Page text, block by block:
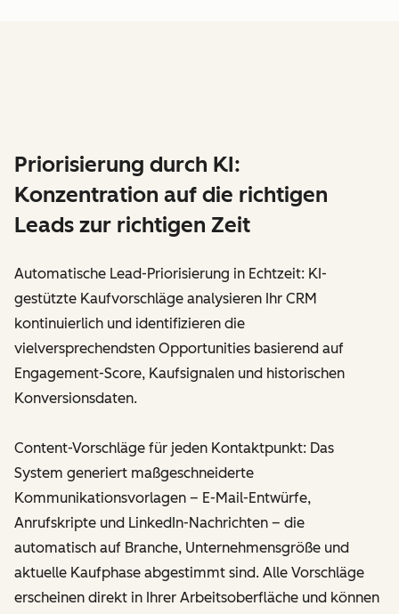
Priorisierung durch KI:
Konzentration auf die richtigen
Leads zur richtigen Zeit
Automatische Lead-Priorisierung in Echtzeit: KI-
gestützte Kaufvorschläge analysieren Ihr CRM
kontinuierlich und identifizieren die
vielversprechendsten Opportunities basierend auf
Engagement-Score, Kaufsignalen und historischen
Konversionsdaten.
Content-Vorschläge für jeden Kontaktpunkt: Das
System generiert maßgeschneiderte
Kommunikationsvorlagen – E-Mail-Entwürfe,
Anrufskripte und LinkedIn-Nachrichten – die
automatisch auf Branche, Unternehmensgröße und
aktuelle Kaufphase abgestimmt sind. Alle Vorschläge
erscheinen direkt in Ihrer Arbeitsoberfläche und können